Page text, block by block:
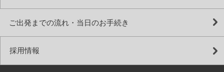
ご出発までの流れ・当日のお手続き
採用情報